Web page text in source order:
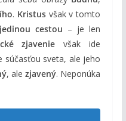
. Kristusvšak v tomto
jedinou cestou – je len
zjavenie však ide
súčasťou sveta, ale jeho
, alezjavený. Neponúka